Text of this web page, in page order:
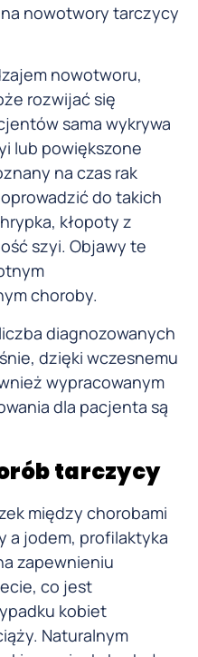
nowotwory tarczycy
nowotworu,
rozwijać się
sama wykrywa
lub powiększone
na czas rak
do takich
kłopoty z
szyi. Objawy te
choroby.
diagnozowanych
dzięki wczesnemu
wypracowanym
dla pacjenta są
tarczycy
między chorobami
a jodem, profilaktyka
zapewnieniu
co jest
kobiet
Naturalnym